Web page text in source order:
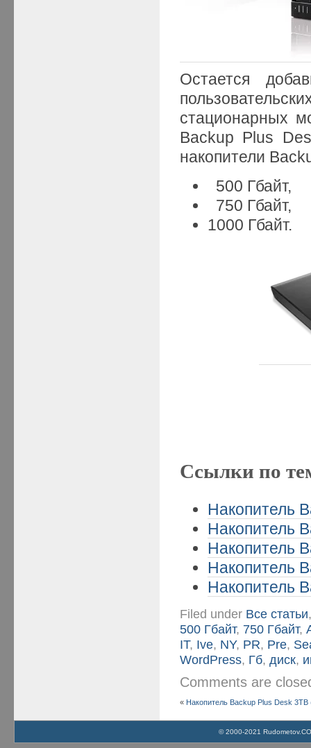
Остается
стационарных
Backup Plus
накопители
500 Гбайт,
750 Гбайт,
1000 Гбайт.
Ссылки по
Накопитель
Накопитель
Накопитель
Накопитель
Накопитель
Filed under Все статьи
500 Гбайт, 750 Гбайт,
IT, Ive, NY, PR, Pre,
WordPress, Гб,диск,
Comments are
« Накопитель Backup Plus Desk 3TB
© 2000-2021